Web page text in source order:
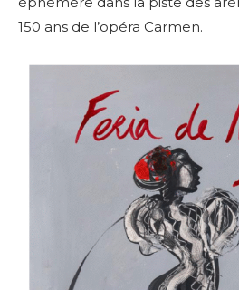
150 ans de l’opéra Carmen.